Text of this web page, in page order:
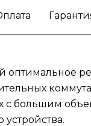
с большим